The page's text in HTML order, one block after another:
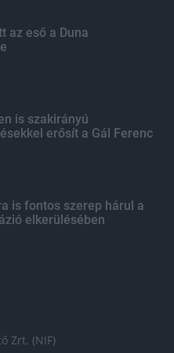
az eső a Duna
is szakirányú
erősít a Gál Ferenc
is fontos szerep hárul a
elkerülésében
Zrt. (NIF)